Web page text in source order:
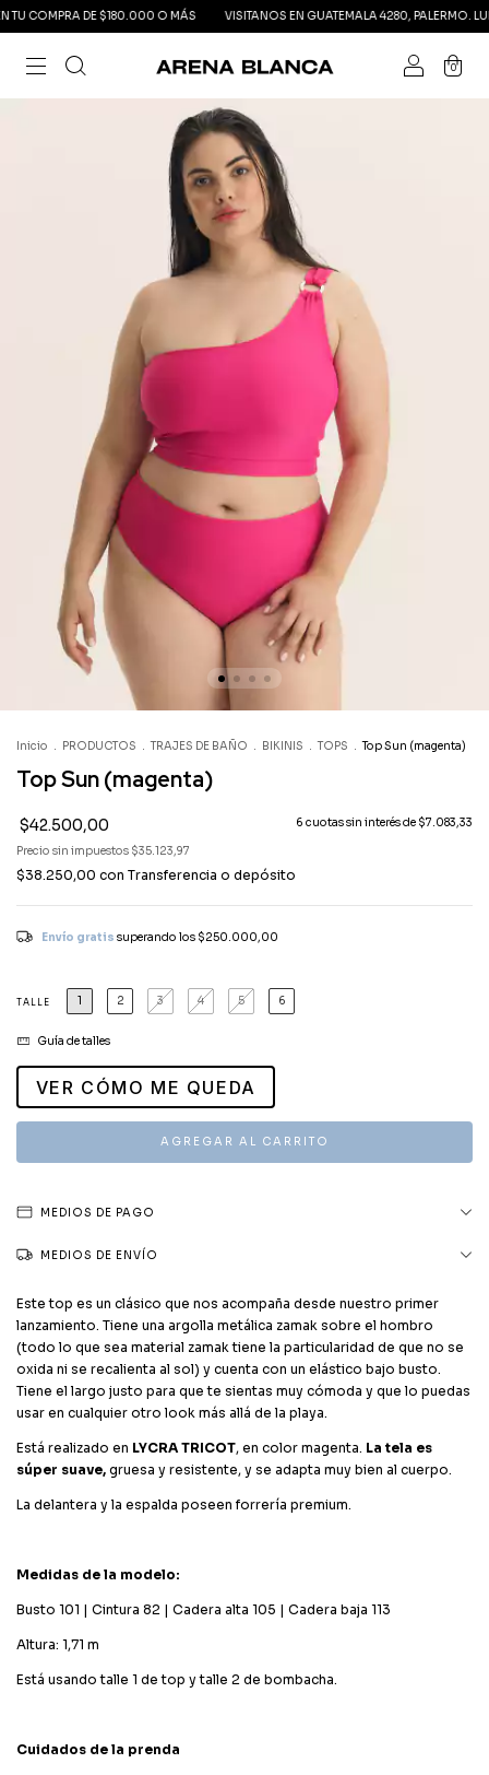
COMPRA DE $180.000 O MÁS VISITANOS EN GUATEMALA 4280, PALERMO.
0
Inicio . PRODUCTOS . TRAJES DE BAÑO . BIKINIS . TOPS . Top Sun (magenta)
Top Sun (magenta)
$42.500,00 6 cuotas sin interés de $7.083,33
Precio sin impuestos $35.123,97
$38.250,00 con Transferencia o depósito
Envío gratis superando los $250.000,00
TALLE 1 2 3 4 5 6
Guía de talles
VER CÓMO ME QUEDA
MEDIOS DE PAGO
MEDIOS DE ENVÍO
Este top es un clásico que nos acompaña desde nuestro primer
lanzamiento. Tiene una argolla metálica zamak sobre el hombro
(todo lo que sea material zamak tiene la particularidad de que no se
oxida ni se recalienta al sol) y cuenta con un elástico bajo busto.
Tiene el largo justo para que te sientas muy cómoda y que lo puedas
usar en cualquier otro look más allá de la playa.
Está realizado en LYCRA TRICOT, en color magenta. La tela es
súper suave, gruesa y resistente, y se adapta muy bien al cuerpo.
La delantera y la espalda poseen forrería premium.
Medidas de la modelo:
Busto 101 | Cintura 82 | Cadera alta 105 | Cadera baja 113
Altura: 1,71 m
Está usando talle 1 de top y talle 2 de bombacha.
Cuidados de la prenda